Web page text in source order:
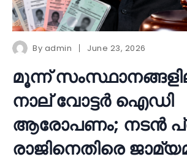
By admin June 23, 2026
മൂന്ന്
നാല് വോട്ടർ ഐഡി
ആരോപണം; നടൻ
രാജിനെതിരെ